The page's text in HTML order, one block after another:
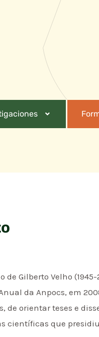
de Gilberto Velho
da Anpocs, em
de orientar teses e
científicas que